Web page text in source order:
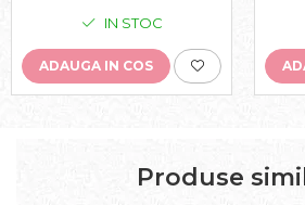
IN STOC
ADAUGA IN COS
Produse